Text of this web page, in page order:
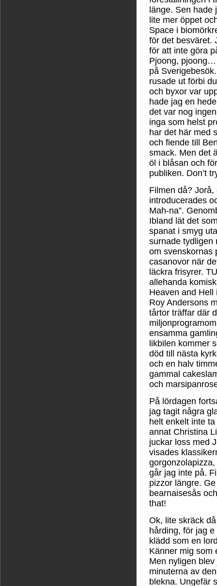
länge. Sen hade
lite mer öppet
Space i
för det besväret.
för att inte göra
Pjoong, pjoong…
på
rusade ut förbi
och byxor var
hade jag en
det var nog
inga som helst
har det här med
och fiende till
smack. Men det
öl i blåsan och
publiken. Don’t
Filmen då?
introducerades
Mah-na”.
Ibland lät det
spanat i smyg
surnade tydligen
om svenskornas
casanovor när
läckra frisyrer.
allehanda
Heaven and Hell
Roy Andersons
tårtor träffar där
ensamma
likbilen kommer
död till nästa
och en halv
gammal
och
På lördagen
jag tagit några
helt enkelt inte
annat Christina
juckar loss med
visades
går jag inte på.
pizzor längre.
bearnaisesås
that!
Ok, lite skräck
hårding, för jag e
klädd som en
Känner mig som
Men nyligen
minuterna av
blekna. Ungefär